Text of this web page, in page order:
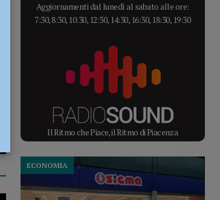
Aggiornamenti dal lunedì al sabato alle ore:
7:30, 8:30, 10:30, 12:30, 14:30, 16:30, 18:30, 19:30
Il Ritmo che Piace, il Ritmo di Piacenza
ECONOMIA